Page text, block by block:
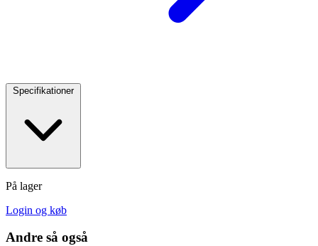
Specifikationer
På lager
Login og køb
Andre så også